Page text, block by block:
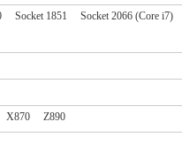
Socket 1851 Socket 2066 (Core i7)
X870 Z890